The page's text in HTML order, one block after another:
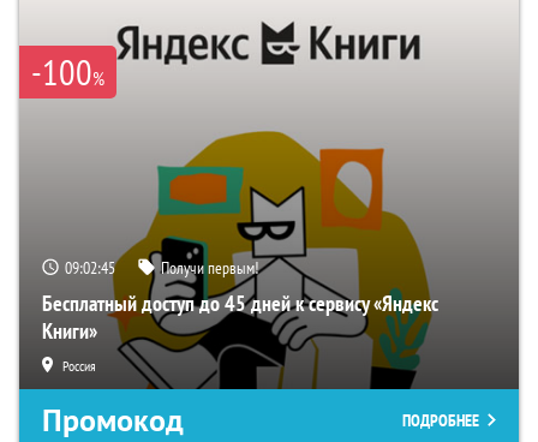
-100%
09:02:44 Получи первым!
Бесплатный доступ до 45 дней к сервису «Яндекс
Книги»
Россия
Промокод ПОДРОБНЕЕ